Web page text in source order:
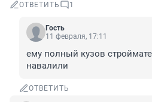
ОТВЕТИТЬ 1
Гость
11 февраля, 17:11
ему полный кузов
навалили
ОТВЕТИТЬ